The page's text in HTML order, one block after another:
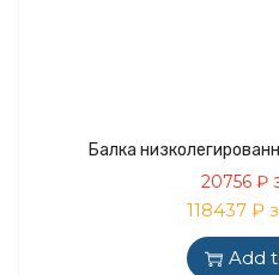
Балка
20756₽
118437 ₽
Add